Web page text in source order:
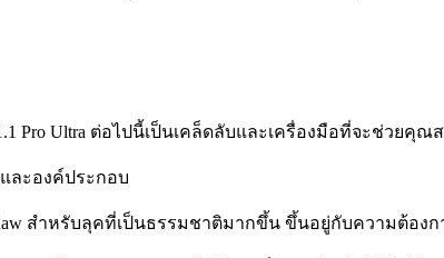
Ultra ต่อไปนี้เป็นเคล็ดลับและเครื่องมือที่จะช่วยคุณ
ละองค์ประกอบ
สำหรับลุคที่เป็นธรรมชาติมากขึ้น ขึ้นอยู่กับความต้อง